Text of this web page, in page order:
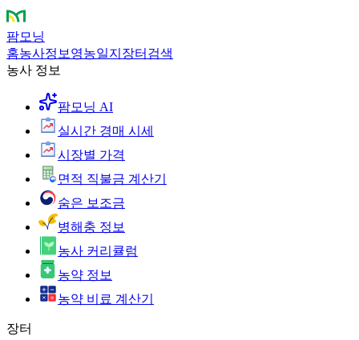
팜모닝
홈농사정보 영농일지 장터 검색
농사 정보
팜모닝 AI
실시간 경매 시세
시장별 가격
면적 직불금 계산기
숨은 보조금
병해충 정보
농사 커리큘럼
농약 정보
농약 비료 계산기
장터